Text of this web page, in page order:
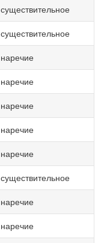
существительное
существительное
наречие
наречие
наречие
наречие
наречие
существительное
наречие
наречие